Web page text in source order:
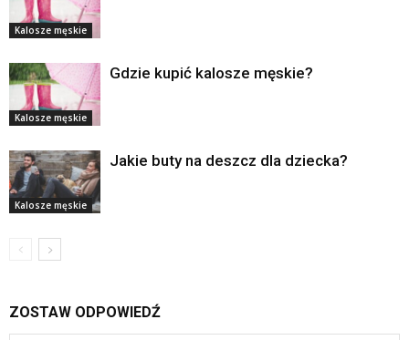
Kalosze męskie
Kalosze męskie
Gdzie kupić kalosze męskie?
Kalosze męskie
Jakie buty na deszcz dla dziecka?
ZOSTAW ODPOWIEDŹ